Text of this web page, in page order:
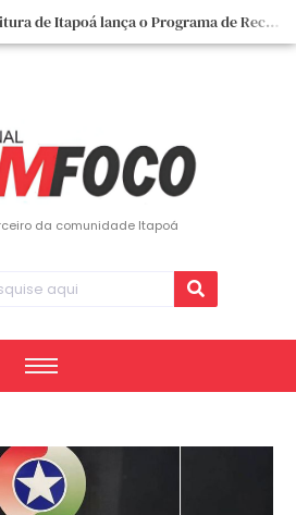
📣📣 A Prefeitura de Itapoá lança o Programa de Recuperação Fiscal (REFIS).
📢 Empreendedor do turismo, esta oportunidade é para você! Itapoá – SC.
da comunidade Itapoá